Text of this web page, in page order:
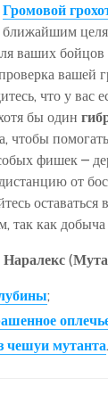
Громовой
ваших бойцов
вашей
что у вас
бы один
чтобы
фишек –
от
так как
(
;
чешуи мутанта.